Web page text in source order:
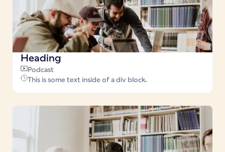
Heading
Podcast
This is some text inside of a div block.